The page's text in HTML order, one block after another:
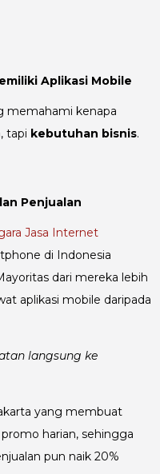
Aplikasi Mobile
memahami kenapa
tapi kebutuhan bisnis.
Penjualan
Jasa Internet
di Indonesia
dari mereka lebih
aplikasi mobile daripada
langsung ke
yang membuat
harian, sehingga
pun naik 20%